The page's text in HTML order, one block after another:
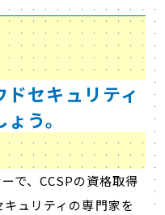
セキュリティ
う。
で、CCSPの資格取得
ュリティの専門家を